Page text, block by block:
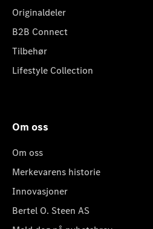
Originaldeler
B2B Connect
Tilbehør
Lifestyle Collection
Om oss
Om oss
Merkevarens historie
Innovasjoner
Bertel O. Steen AS